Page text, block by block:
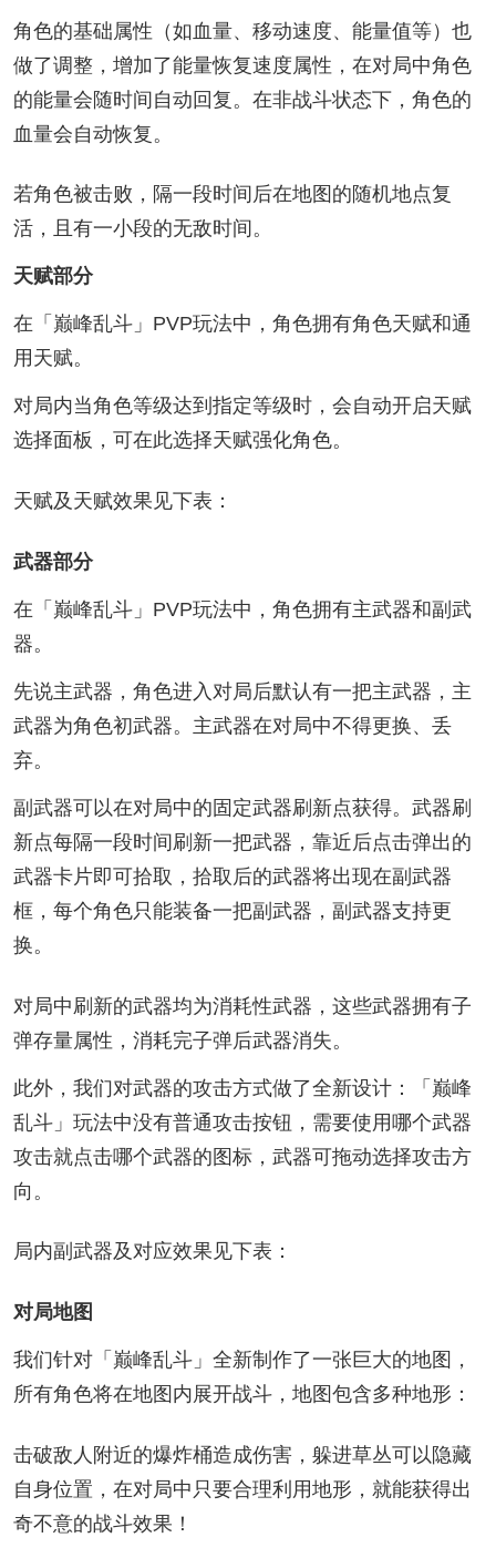
角色的基础属性（如血量、移动速度、能量值等）也
做了调整，增加了能量恢复速度属性，在对局中角色
的能量会随时间自动回复。在非战斗状态下，角色的
血量会自动恢复。
若角色被击败，隔一段时间后在地图的随机地点复
活，且有一小段的无敌时间。
天赋部分
在「巅峰乱斗」PVP玩法中，角色拥有角色天赋和通
用天赋。
对局内当角色等级达到指定等级时，会自动开启天赋
选择面板，可在此选择天赋强化角色。
天赋及天赋效果见下表：
武器部分
在「巅峰乱斗」PVP玩法中，角色拥有主武器和副武
器。
先说主武器，角色进入对局后默认有一把主武器，主
武器为角色初武器。主武器在对局中不得更换、丢
弃。
副武器可以在对局中的固定武器刷新点获得。武器刷
新点每隔一段时间刷新一把武器，靠近后点击弹出的
武器卡片即可拾取，拾取后的武器将出现在副武器
框，每个角色只能装备一把副武器，副武器支持更
换。
对局中刷新的武器均为消耗性武器，这些武器拥有子
弹存量属性，消耗完子弹后武器消失。
此外，我们对武器的攻击方式做了全新设计：「巅峰
乱斗」玩法中没有普通攻击按钮，需要使用哪个武器
攻击就点击哪个武器的图标，武器可拖动选择攻击方
向。
局内副武器及对应效果见下表：
对局地图
我们针对「巅峰乱斗」全新制作了一张巨大的地图，
所有角色将在地图内展开战斗，地图包含多种地形：
击破敌人附近的爆炸桶造成伤害，躲进草丛可以隐藏
自身位置，在对局中只要合理利用地形，就能获得出
奇不意的战斗效果！